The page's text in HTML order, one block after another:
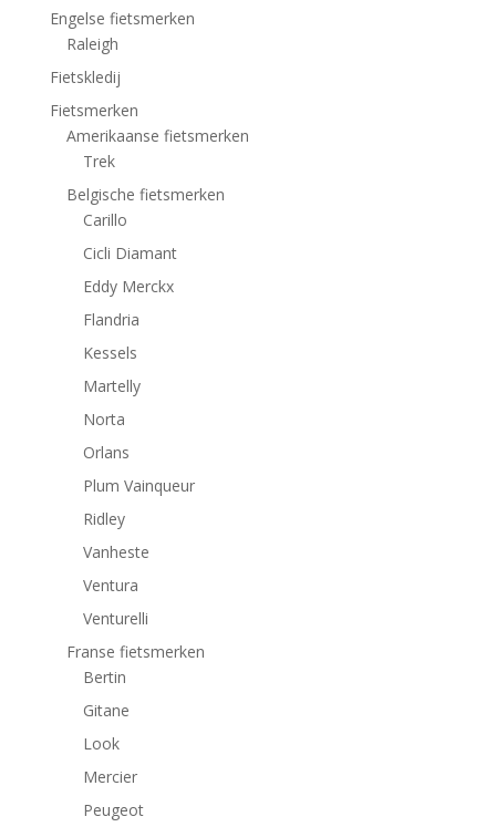
Engelse fietsmerken
Raleigh
Fietskledij
Fietsmerken
Amerikaanse fietsmerken
Trek
Belgische fietsmerken
Carillo
Cicli Diamant
Eddy Merckx
Flandria
Kessels
Martelly
Norta
Orlans
Plum Vainqueur
Ridley
Vanheste
Ventura
Venturelli
Franse fietsmerken
Bertin
Gitane
Look
Mercier
Peugeot